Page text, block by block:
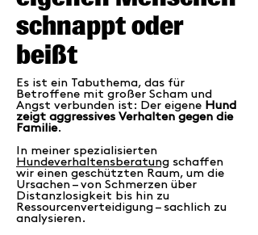
schnappt oder
beißt
Es ist ein Tabuthema, das für
Betroffene mit großer Scham und
Angst verbunden ist: Der eigene Hund
zeigt aggressives Verhalten gegen die
Familie.
In meiner spezialisierten
Hundeverhaltensberatung schaffen
wir einen geschützten Raum, um die
Ursachen – von Schmerzen über
Distanzlosigkeit bis hin zu
Ressourcenverteidigung – sachlich zu
analysieren.